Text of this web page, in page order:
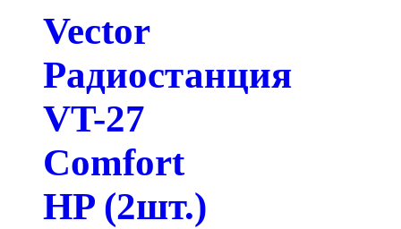
Vector
Радиостанция
VT-27
Comfort
HP (2шт.)